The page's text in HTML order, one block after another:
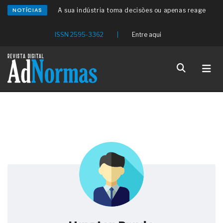
NOTÍCIAS
A sua indústria toma decisões ou apenas reage
Os serviços de reciclagem profunda a frio in situ
tentar criar uma reserva de mercado sobre as
NBR ISO
Os critérios médicos da síndrome metabólica
A prevenção clínica da coceira no ânus
Quando a gestão é o obstáculo para o resultado
positivo
Os procedimentos para a inspeção em estruturas
hidráulicas de concreto de obras
O movimento regular reduz em 19% o risco de
O desenvolvimento de indicadores nas atividades
ISSN 2595-3362 Entre aqui